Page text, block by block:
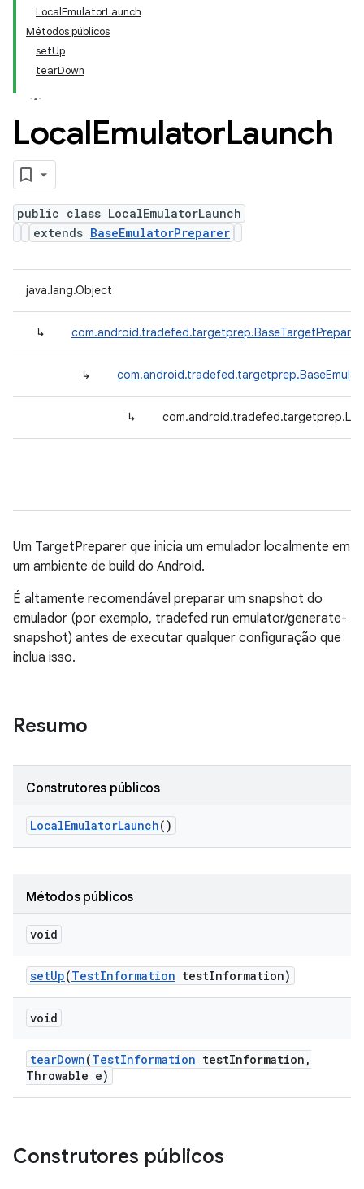
LocalEmulatorLaunch
Métodos públicos
setUp
tearDown
LocalEmulatorLaunch
public class LocalEmulatorLaunch
extends BaseEmulatorPreparer
java.lang.Object
↳ com.android.tradefed.targetprep.BaseTargetPreparer
↳
↳
Um TargetPreparer que inicia um emulador localmente em
um ambiente de build do Android.
É altamente recomendável preparar um snapshot do
emulador (por exemplo, tradefed run emulator/generate-
snapshot) antes de executar qualquer configuração que
inclua isso.
Resumo
Construtores públicos
LocalEmulatorLaunch()
Métodos públicos
void
setUp(TestInformation testInformation)
void
tearDown(TestInformation testInformation ,
Throwable e)
Construtores públicos